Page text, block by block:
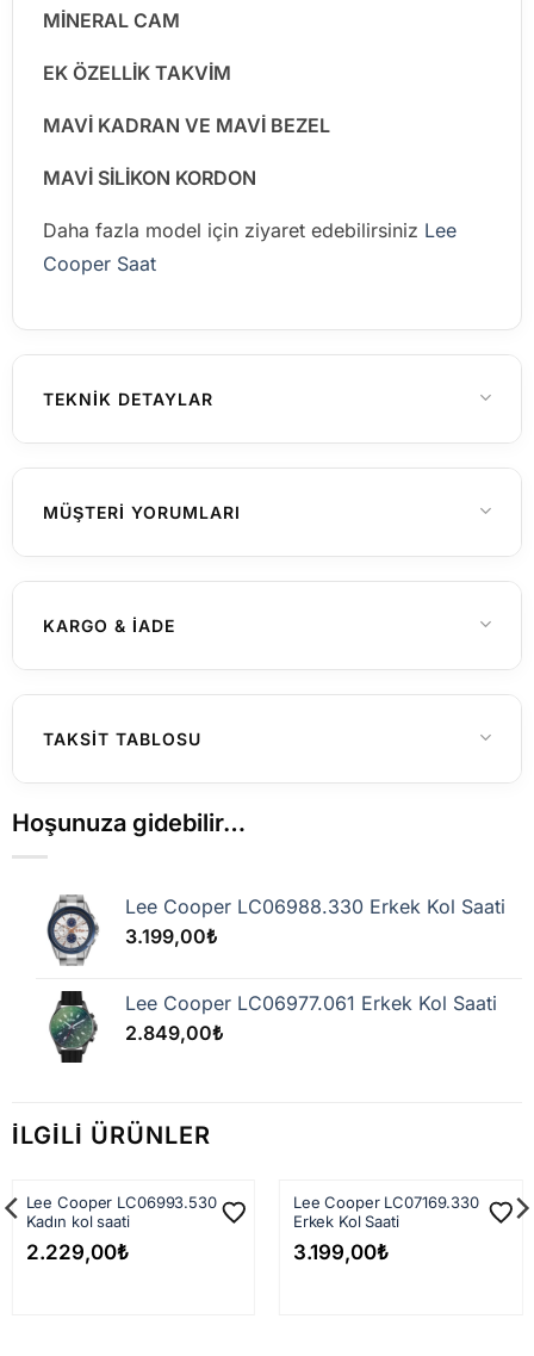
MİNERAL CAM
EK ÖZELLİK TAKVİM
MAVİ KADRAN VE MAVİ BEZEL
MAVİ SİLİKON KORDON
Daha fazla model için ziyaret edebilirsiniz Lee
Cooper Saat
TEKNIK DETAYLAR
CINSIYET Erkek
MÜŞTERI YORUMLARI
KARGO & İADE
Yurtiçi Gönderimler (Türkiye)
Hafta içi saat 15:00'a kadar verilen
siparişleriniz genellikle aynı gün içerisinde
kargoya teslim edilir. 15:00 sonrası verilen
verilir.
siparişiniz çoğunlukla1–3 iş günü
içinde
adresinize ulaşır.
1.500 TL altısiparişlerde sabit kargo ücreti
Yurtdışı Gönderimler
TAKSIT TABLOSU
Hoşunuza gidebilir…
Lee Cooper LC06988.330 Erkek Kol Saati
3.199,00₺
Lee Cooper LC06977.061 Erkek Kol Saati
2.849,00₺
İLGILI ÜRÜNLER
Lee Cooper LC06993.530
Kadın kol saati
2.229,00₺
Lee Cooper LC07169.330
Erkek Kol Saati
3.199,00₺